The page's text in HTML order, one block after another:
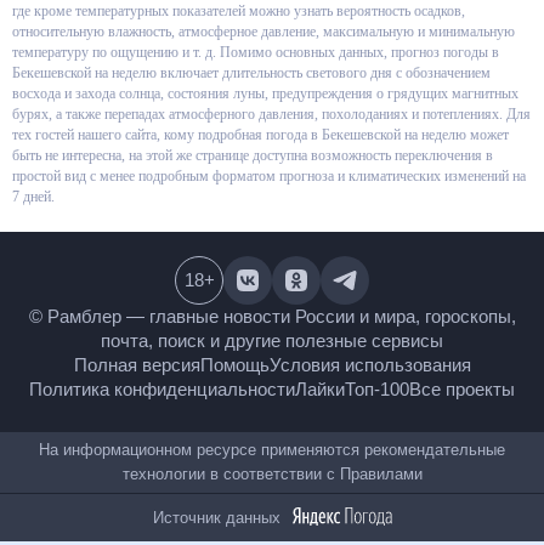
в виде графиков и иконок, где кроме температурных показателей можно
узнать вероятность осадков, относительную влажность, атмосферное
давление, максимальную и минимальную температуру по ощущению и т.
д. Помимо основных данных, прогноз погоды в Бекешевской на неделю
включает длительность светового дня с обозначением восхода и захода
солнца, состояния луны, предупреждения о грядущих магнитных бурях, а
также перепадах атмосферного давления, похолоданиях и потеплениях.
Для тех гостей нашего сайта, кому подробная погода в Бекешевской на
неделю может быть не интересна, на этой же странице доступна
возможность переключения в простой вид с менее подробным форматом
© Рамблер — главные новости России и мира,
гороскопы, почта, поиск и другие полезные сервисы
Полная версияПомощьУсловия использования
Все проекты
18+
На информационном ресурсе применяются
рекомендательные технологии в соответствии с